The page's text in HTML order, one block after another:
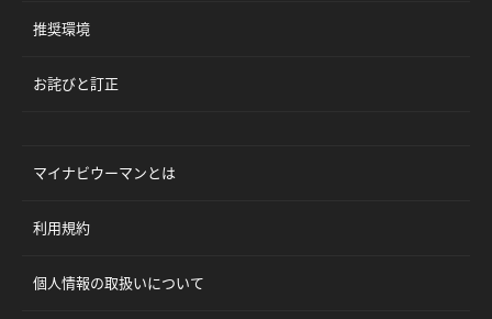
推奨環境
お詫びと訂正
マイナビウーマンとは
利用規約
個人情報の取扱いについて